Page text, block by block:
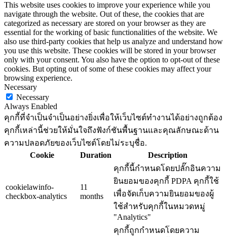
This website uses cookies to improve your experience while you
navigate through the website. Out of these, the cookies that are
categorized as necessary are stored on your browser as they are
essential for the working of basic functionalities of the website. We
also use third-party cookies that help us analyze and understand how
you use this website. These cookies will be stored in your browser
only with your consent. You also have the option to opt-out of these
cookies. But opting out of some of these cookies may affect your
browsing experience.
Necessary
Necessary
Always Enabled
คุกกี้ที่จำเป็นจำเป็นอย่างยิ่งเพื่อให้เว็บไซต์ทำงานได้อย่างถูกต้อง
คุกกี้เหล่านี้ช่วยให้มั่นใจถึงฟังก์ชันพื้นฐานและคุณลักษณะด้าน
ความปลอดภัยของเว็บไซต์โดยไม่ระบุชื่อ.
Cookie
Duration Description
cookielawinfo-
checkbox-analytics
11
months
คุกกี้นี้กำหนดโดยปลั๊กอินความ
ยินยอมของคุกกี้ PDPA คุกกี้ใช้
เพื่อจัดเก็บความยินยอมของผู้
ใช้สำหรับคุกกี้ในหมวดหมู่
"Analytics"
คุกกี้ถูกกำหนดโดยความ